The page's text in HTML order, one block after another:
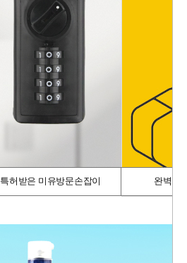
특허받은 미유방문손잡이 완벽차